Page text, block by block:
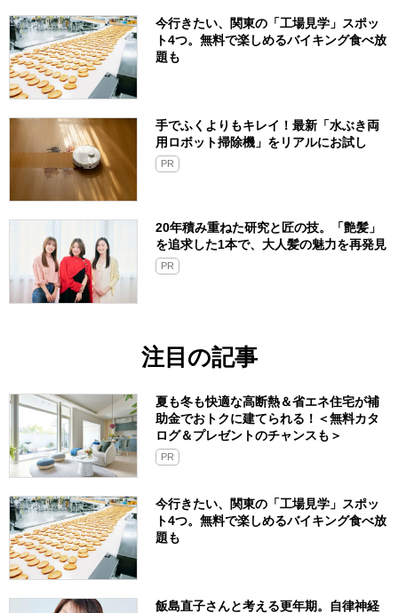
今行きたい、関東の「工場見学」スポッ
ト4つ。無料で楽しめるバイキング食べ放
題も
手でふくよりもキレイ！最新「水ぶき両
用ロボット掃除機」をリアルにお試し
PR
20年積み重ねた研究と匠の技。「艶髪」
を追求した1本で、大人髪の魅力を再発見
PR
注目の記事
夏も冬も快適な高断熱＆省エネ住宅が補
助金でおトクに建てられる！＜無料カタ
ログ＆プレゼントのチャンスも＞
PR
今行きたい、関東の「工場見学」スポッ
ト4つ。無料で楽しめるバイキング食べ放
題も
飯島直子さんと考える更年期。自律神経